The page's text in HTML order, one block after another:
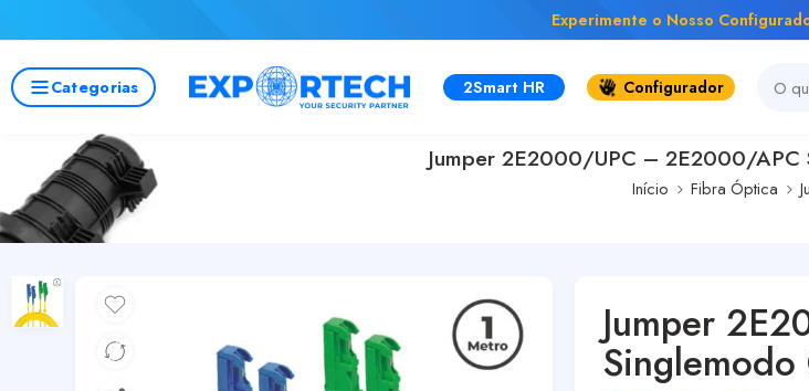
Experimente o Nosso
Categorias 2Smart HR Configurador
Jumper 2E2000/UPC – 2E2000/APC
Início Fibra Óptica
Jumper